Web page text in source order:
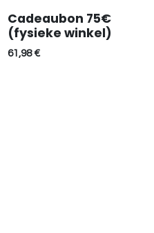
Cadeaubon 75€
(fysieke winkel)
61,98€